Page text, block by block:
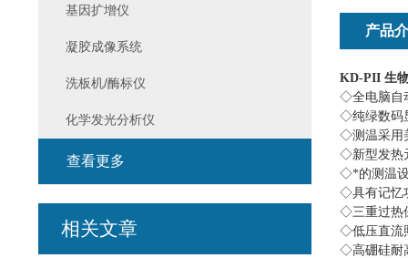
产品
KD-PII 生
◇全电脑自
◇纯绿数码
◇测温采用
◇新型发热
◇*的测温设
◇具有记忆
◇三重过热
◇低压直流
◇高硼硅耐
基因扩增仪
凝胶成像系统
洗板机/酶标仪
化学发光分析仪
查看更多
相关文章